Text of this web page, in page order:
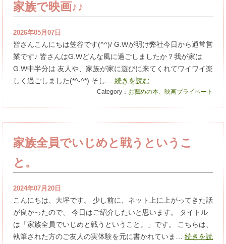
家族で映画♪♪
2026年05月07日
皆さんこんにちは笠谷です(^^)/ G.Wが明け弊社今日から通常営
業です♪ 皆さんはG.Wどんな風に過ごしましたか？我が家は
G.W中半分は 友人や、家族が家に遊びに来てくれてワイワイ楽
しく過ごしました(*^-^*) そし… 続きを読む
Category： お薦めの本、映画プライベート
家族全員でいじめと戦うというこ
と。
2024年07月20日
こんにちは、大坪です。 少し前に、ネット上に上がってきた話
が良かったので、 今日はご紹介したいと思います。 タイトル
は「家族全員でいじめと戦うということ。」です。 こちらは、
執筆された方のご友人の実体験を元に書かれていま… 続きを読